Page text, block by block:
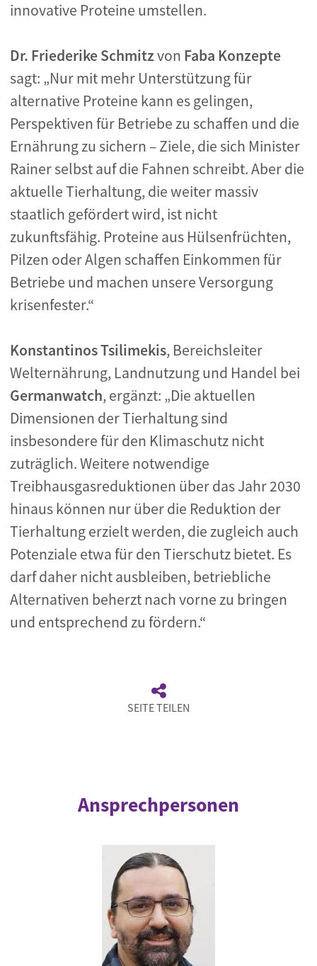
innovative Proteine umstellen.
Dr. Friederike Schmitzvon Faba Konzepte
sagt: „Nur mit mehr Unterstützung für
alternative Proteine kann es gelingen,
Perspektiven für Betriebe zu schaffen und die
Ernährung zu sichern – Ziele, die sich Minister
Rainer selbst auf die Fahnen schreibt. Aber die
aktuelle Tierhaltung, die weiter massiv
staatlich gefördert wird, ist nicht
zukunftsfähig. Proteine aus Hülsenfrüchten,
Pilzen oder Algen schaffen Einkommen für
Betriebe und machen unsere Versorgung
krisenfester.“
Konstantinos Tsilimekis, Bereichsleiter
Welternährung, Landnutzung und Handel bei
Germanwatch, ergänzt: „Die aktuellen
Dimensionen der Tierhaltung sind
insbesondere für den Klimaschutz nicht
zuträglich. Weitere notwendige
Treibhausgasreduktionen über das Jahr 2030
hinaus können nur über die Reduktion der
Tierhaltung erzielt werden, die zugleich auch
Potenziale etwa für den Tierschutz bietet. Es
darf daher nicht ausbleiben, betriebliche
Alternativen beherzt nach vorne zu bringen
und entsprechend zu fördern.“
SEITE TEILEN
Ansprechpersonen